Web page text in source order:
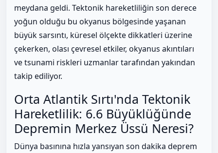
meydana geldi. Tektonik hareketliliğin son derece
yoğun olduğu bu okyanus bölgesinde yaşanan
büyük sarsıntı, küresel ölçekte dikkatleri üzerine
çekerken, olası çevresel etkiler, okyanus akıntıları
ve tsunami riskleri uzmanlar tarafından yakından
takip ediliyor.
Orta Atlantik Sırtı'nda Tektonik
Hareketlilik: 6.6 Büyüklüğünde
Depremin Merkez Üssü Neresi?
Dünya basınına hızla yansıyan son dakika deprem